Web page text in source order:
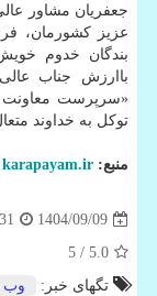
جعفریان مشاور
عزیز کشورمان،
بندگان خدوم
باارزش جناب
«سرپرست معاونت
توکل به خداوند
منبع: karapayam.ir
1404/09/09
5.0
/ 5
تگهای خبر:
وب